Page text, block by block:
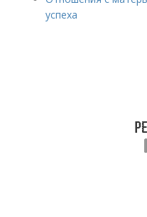
успеха